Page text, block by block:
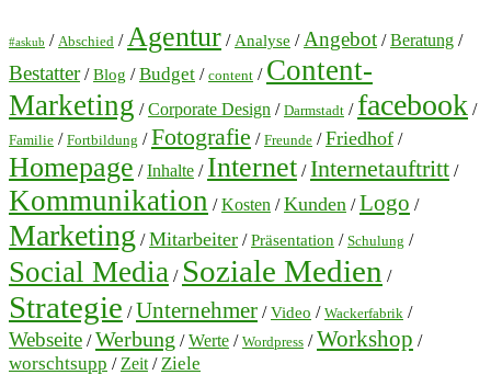
#askub / Abschied / Agentur / Analyse / Angebot /Beratung /
Bestatter/Blog /Budget / content / Content-
Marketing /Corporate Design / Darmstadt / facebook /
Familie / Fortbildung /Fotografie / Freunde /Friedhof /
Homepage /Inhalte / Internet /Internetauftritt /
Kommunikation /Kosten /Kunden /Logo /
Marketing /Mitarbeiter /Präsentation / Schulung /
Social Media / Soziale Medien /
Strategie /Unternehmer /Video / Wackerfabrik /
Webseite /Werbung /Werte / Wordpress /Workshop /
worschtsupp / Zeit / Ziele